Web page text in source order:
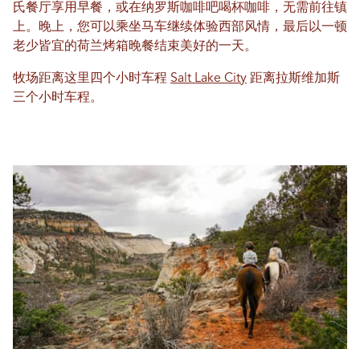
氏餐厅享用早餐，或在纳罗斯咖啡吧喝杯咖啡，无需前往镇
上。晚上，您可以乘坐马车继续体验西部风情，最后以一顿
老少皆宜的荷兰烤箱晚餐结束美好的一天。
牧场距离这里四个小时车程 Salt Lake City 距离拉斯维加斯
三个小时车程。